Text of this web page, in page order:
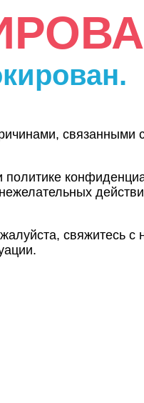
связанными
свяжитесь с